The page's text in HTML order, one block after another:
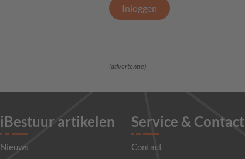
Inloggen
(advertentie)
iBestuur artikelen
Nieuws
Service & Contact
Contact